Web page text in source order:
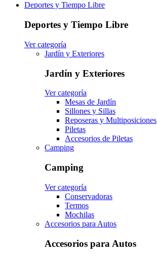
Deportes y Tiempo Libre
Deportes y Tiempo Libre
Ver categoría
Jardín y Exteriores
Jardín y Exteriores
Ver categoría
Mesas de Jardín
Sillones y Sillas
Reposeras y Multiposiciones
Piletas
Accesorios de Piletas
Camping
Camping
Ver categoría
Conservadoras
Termos
Mochilas
Accesorios para Autos
Accesorios para Autos